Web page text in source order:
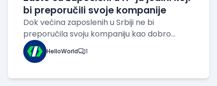
bi preporučili svoje kompanije
Dok većina zaposlenih u Srbiji ne bi
preporučila svoju kompaniju kao dobro
mesto za rad, IT sektor predstavlja izuzetak.
Prema istraživanju „Šta to rade uspešne
Tim centar, Rezilient i Osiguranik, IT je jed
HelloWorld 1